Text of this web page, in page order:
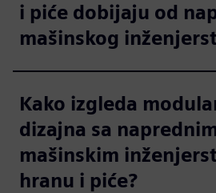
i piće dobijaju od
mašinskog
Kako izgleda
dizajna sa
mašinskim
hranu i piće?